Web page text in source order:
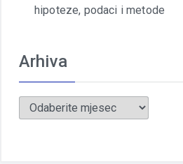
hipoteze, podaci i metode
Arhiva
Arhiva